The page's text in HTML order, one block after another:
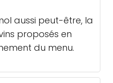
aussi peut-être, la
proposés en
du menu.